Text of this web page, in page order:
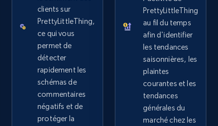
Seller reviews, Breadcrumbs, Root category, and
more.
2.5K+ Commencer
Google Shopping
URL, Product id, Title, Product description,
Rating, Reviews count, Images, Variations, and
clients sur
PrettyLittleThing,
ce qui vous
permet de
détecter
rapidement les
schémas de
commentaires
négatifs et de
protéger la
PrettyLittleThing
au fil du temps
afin d'identifier
les tendances
saisonnières, les
plaintes
courantes et les
tendances
générales du
marché chez les